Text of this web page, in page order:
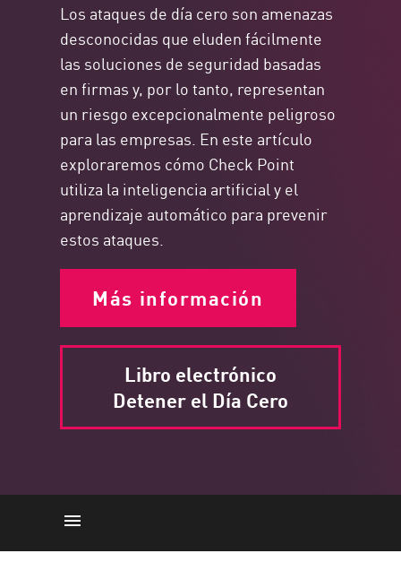
Los ataques de día cero son amenazas
desconocidas que eluden fácilmente
las soluciones de seguridad basadas
en firmas y, por lo tanto, representan
un riesgo excepcionalmente peligroso
para las empresas. En este artículo
exploraremos cómo Check Point
utiliza la inteligencia artificial y el
aprendizaje automático para prevenir
estos ataques.
Más información
Libro electrónico
Detener el Día Cero